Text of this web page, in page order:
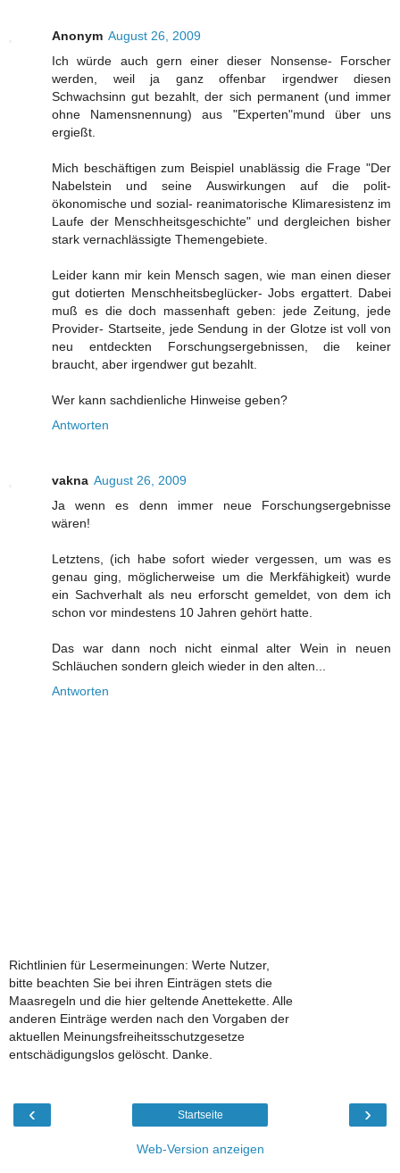
Anonym August 26, 2009
Ich würde auch gern einer dieser Nonsense- Forscher
werden, weil ja ganz offenbar irgendwer diesen
Schwachsinn gut bezahlt, der sich permanent (und immer
ohne Namensnennung) aus "Experten"mund über uns
ergießt.
Mich beschäftigen zum Beispiel unablässig die Frage "Der
Nabelstein und seine Auswirkungen auf die polit-
ökonomische und sozial- reanimatorische Klimaresistenz im
Laufe der Menschheitsgeschichte" und dergleichen bisher
stark vernachlässigte Themengebiete.
Leider kann mir kein Mensch sagen, wie man einen dieser
gut dotierten Menschheitsbeglücker- Jobs ergattert. Dabei
muß es die doch massenhaft geben: jede Zeitung, jede
Provider- Startseite, jede Sendung in der Glotze ist voll von
neu entdeckten Forschungsergebnissen, die keiner
braucht, aber irgendwer gut bezahlt.
Wer kann sachdienliche Hinweise geben?
Antworten
vakna August 26, 2009
Ja wenn es denn immer neue Forschungsergebnisse
wären!
Letztens, (ich habe sofort wieder vergessen, um was es
genau ging, möglicherweise um die Merkfähigkeit) wurde
ein Sachverhalt als neu erforscht gemeldet, von dem ich
schon vor mindestens 10 Jahren gehört hatte.
Das war dann noch nicht einmal alter Wein in neuen
Schläuchen sondern gleich wieder in den alten...
Antworten
Richtlinien für Lesermeinungen: Werte Nutzer,
bitte beachten Sie bei ihren Einträgen stets die
Maasregeln und die hier geltende Anettekette. Alle
anderen Einträge werden nach den Vorgaben der
aktuellen Meinungsfreiheitsschutzgesetze
entschädigungslos gelöscht. Danke.
‹ ›
Startseite
Web-Version anzeigen